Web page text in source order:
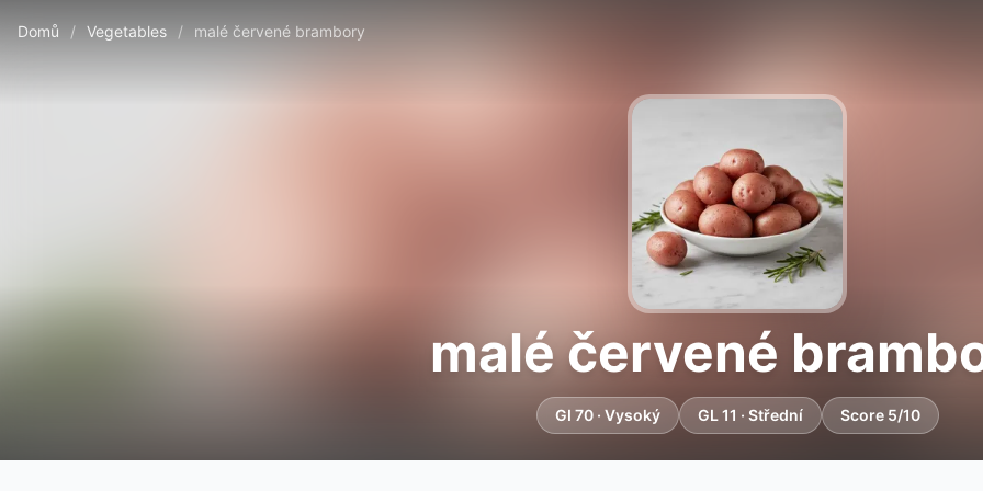
Domů / Vegetables / malé červené brambory
malé červené
GI 70 · Vysoký GL 11 · Střední Score 5/10